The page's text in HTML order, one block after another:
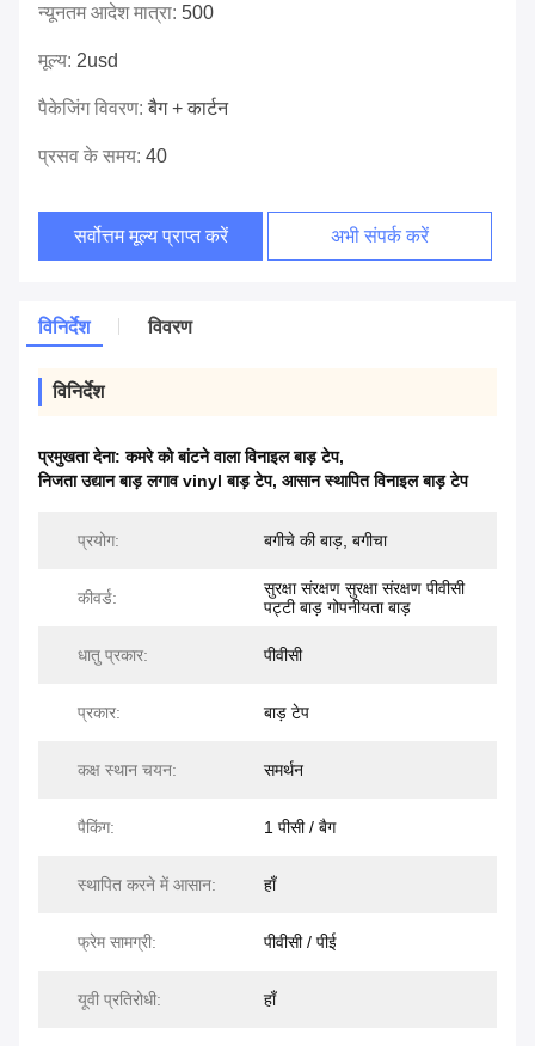
न्यूनतम आदेश मात्रा: 500
मूल्य: 2usd
पैकेजिंग विवरण:बैग + कार्टन
प्रसव के समय: 40
सर्वोत्तम मूल्य प्राप्त करें अभी संपर्क करें
विनिर्देश विवरण
विनिर्देश
प्रमुखता देना:कमरे को बांटने वाला विनाइल बाड़ टेप,
निजता उद्यान बाड़ लगाव vinyl बाड़ टेप, आसान स्थापित विनाइल बाड़ टेप
प्रयोग: बगीचे की बाड़, बगीचा
कीवर्ड:
सुरक्षा संरक्षण सुरक्षा संरक्षण पीवीसी
पट्टी बाड़ गोपनीयता बाड़
धातु प्रकार: पीवीसी
प्रकार: बाड़ टेप
कक्ष स्थान चयन: समर्थन
पैकिंग: 1 पीसी / बैग
स्थापित करने में आसान: हाँ
फ्रेम सामग्री: पीवीसी / पीई
यूवी प्रतिरोधी: हाँ